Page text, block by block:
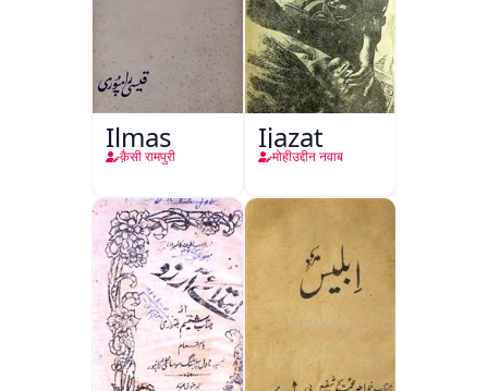
Ilmas
क़ैसी रामपुरी
Ijazat
मोहीउद्दीन नवाब